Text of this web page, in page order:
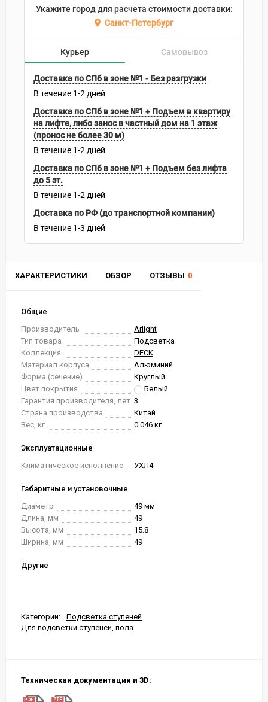
ХАРАКТЕРИСТИКИ ОБЗОР ОТЗЫВЫ 0
Общие
Производитель
Arlight
Тип товара
Подсветка
Коллекция
DECK
Материал корпуса
Алюминий
Форма (сечение)
Круглый
Цвет покрытия
Белый
Гарантия производителя, лет 3
Страна производства
Китай
Вес, кг.
0.046 кг
Эксплуатационные
Климатическое исполнение
УХЛ4
Габаритные и установочные
Диаметр
49 мм
Длина, мм
49
Высота, мм
15.8
Ширина, мм
49
Другие
Категории:
Подсветка ступеней
Для подсветки ступеней, пола
Техническая документация и 3D:
Укажите город для расчета стоимости доставки:
Санкт-Петербург
Курьер Самовывоз
Доставка по СПб в зоне №1 - Без разгрузки
В течение 1-2 дней
Доставка по СПб в зоне №1 + Подъем в квартиру
на лифте, либо занос в частный дом на 1 этаж
(пронос не более 30 м)
В течение 1-2 дней
Доставка по СПб в зоне №1 + Подъем без лифта
до 5 эт.
В течение 1-2 дней
Доставка по РФ (до транспортной компании)
В течение 1-3 дней